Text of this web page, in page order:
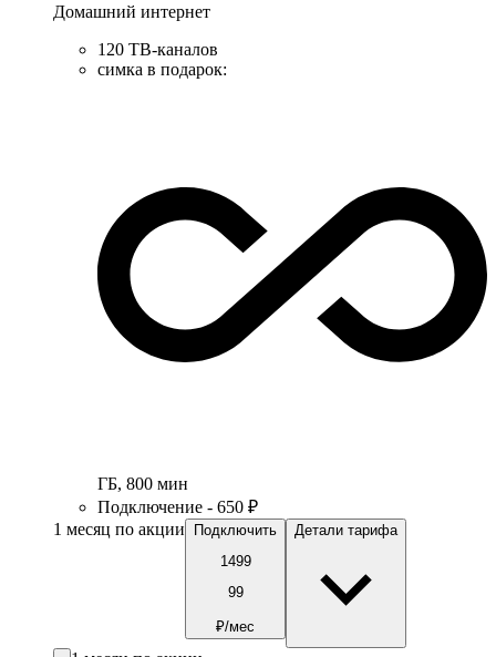
Домашний интернет
120 ТВ-каналов
симка в подарок:
ГБ, 800 мин
Подключение - 650 ₽
1 месяц по акции
Подключить
1499
99
₽/мес
Детали тарифа